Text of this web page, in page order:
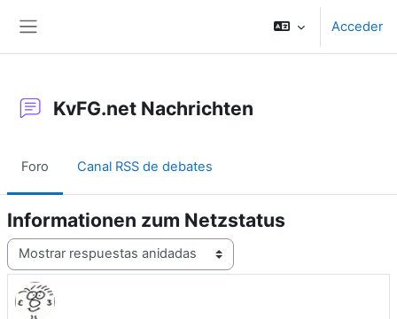
Acceder
KvFG.net Nachrichten
Foro Canal RSS de debates
Informationen zum Netzstatus
Mostrar modo